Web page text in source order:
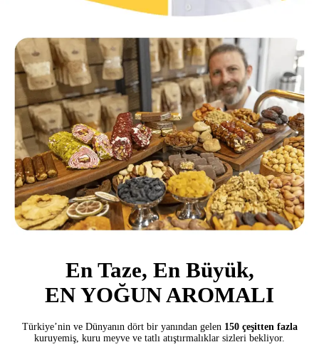
En Taze, En Büyük,
EN YOĞUN AROMALI
Türkiye’nin ve Dünyanın dört bir yanından gelen 150 çeşitten fazla
kuruyemiş, kuru meyve ve tatlı atıştırmalıklar sizleri bekliyor.